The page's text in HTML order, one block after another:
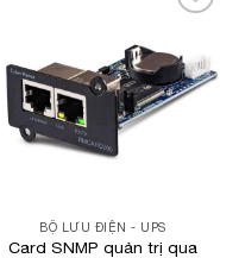
BỘ LƯU ĐIỆN - UPS
Card SNMP quản trị qua